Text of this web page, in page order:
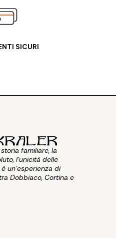
SICURI
familiare, la
l'unicità delle
è un'esperienza di
Dobbiaco, Cortina e